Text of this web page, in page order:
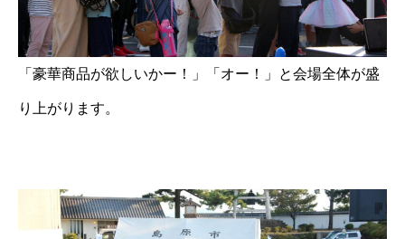
「豪華商品が欲しいかー！」「オー！」と会場全体が盛
り上がります。